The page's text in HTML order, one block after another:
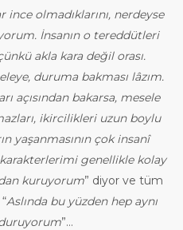
olmadıklarını, nerdeyse
İnsanın o tereddütleri
akla kara değil orası.
duruma bakması lâzım.
açısından bakarsa, mesele
ikircilikleri uzun boylu
yaşanmasının çok insanî
genellikle kolay
kuruyorum” diyor ve tüm
Aslında bu yüzden hep aynı
”…